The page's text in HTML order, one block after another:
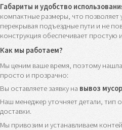
Габариты и удобство
компактные размеры, что позволяет
перекрывая подъездные пути и не
конструкция обеспечивает простую
Как мы работаем?
Мы ценим ваше время, поэтому
просто и прозрачно:
Вы оставляете заявку на вывоз
Наш менеджер уточняет детали, тип
доставки.
Мы привозим и устанавливаем